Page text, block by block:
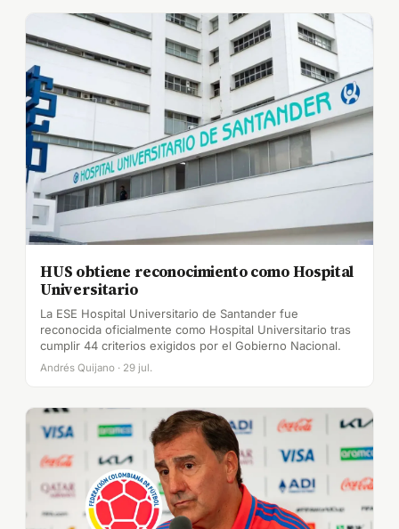
HUS obtiene reconocimiento como Hospital
Universitario
La ESE Hospital Universitario de Santander fue
reconocida oficialmente como Hospital Universitario tras
cumplir 44 criterios exigidos por el Gobierno Nacional.
Andrés Quijano · 29 jul.